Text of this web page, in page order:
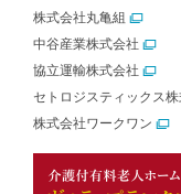
株式会社丸亀組
中谷産業株式会社
協立運輸株式会社
セトロジスティックス
株式会社ワークワン